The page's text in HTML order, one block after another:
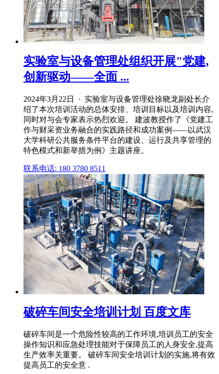
实验室与设备管理处组织开展"党建,
创新驱动——全面 ...
2024年3月22日 · 实验室与设备管理处徐晓龙副处长介
绍了本次培训活动的总体安排、培训目标以及培训内容,
同时对与会专家表示热烈欢迎。 建波教授作了《党建工
作与财采资业务融合的实践路径和成功案例——以武汉
大学科研公共服务条件平台的建设、运行及共享管理的
特色模式和新举措为例》主题讲座。
联系电话: 180 3780 8511
破碎车间安全培训计划 百度文库
破碎车间是一个危险性较高的工作环境,培训员工的安全
操作知识和应急处理技能对于保障员工的人身安全,提高
生产效率关重要。 破碎车间安全培训计划的实施,将有效
提高员工的安全意 .